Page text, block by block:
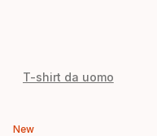
T-shirt da uomo
New